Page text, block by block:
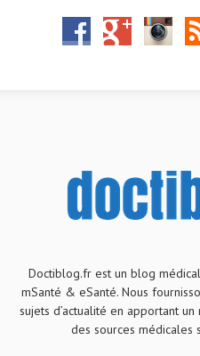
Doctiblog.fr est un blog
mSanté & eSanté. Nous
sujets d’actualité en apportant
des sources médicales